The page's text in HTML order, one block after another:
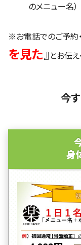
のメニュー名）
※お電話でのご予約
を見た』 とお伝え
今
身